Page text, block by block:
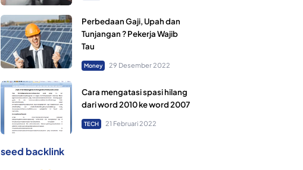
Perbedaan Gaji, Upah dan
Tunjangan ? Pekerja Wajib
Tau
Money 29 Desember 2022
Cara mengatasi spasi hilang
dari word 2010 ke word 2007
TECH 21 Februari 2022
seed backlink